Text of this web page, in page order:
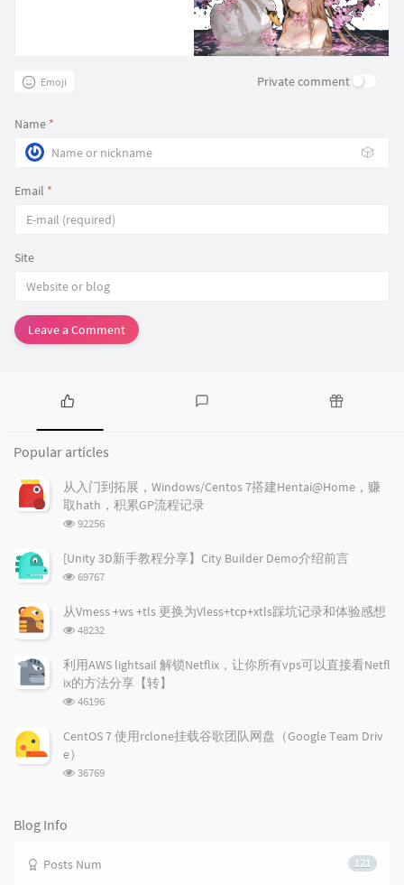
Emoji Private comment
Name *
🎲
Email *
Site
Leave a Comment
P
p
u
l
a
a
r
i
c
e
s
e
s
o
e
s
r
t
c
s
Popular articles
从入门到拓展，Windows/Centos 7搭建Hentai@Home，赚
取hath，积累GP流程记录
浏
次
数:
92256
[Unity 3D新手教程分享】City Builder Demo介绍前言
浏
次
69767
从Vmess +ws +tls 更换为Vless+tcp+xtls踩坑记录和体验感想
浏
次
数:
48232
利用AWS lightsail 解锁Netflix，让你所有vps可以直接看Netfl
ix的方法分享【转】
浏
次
46196
CentOS 7 使用rclone挂载谷歌团队网盘（Google Team Driv
e）
浏
36769
Blog Info
121
Posts Num